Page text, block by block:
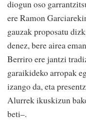
diogun oso
ere Ramon
gauzak proposatu
denez, bere airea
Berriro ere jantzi
garaikideko arropak
izango da, eta
Alurrek ikuskizun
beti–.